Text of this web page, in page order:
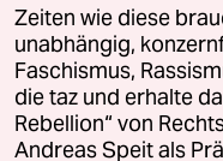
Zeiten wie diese
unabhängig,
Faschismus,
die taz und erhalte
Rebellion“ von
Andreas Speit als